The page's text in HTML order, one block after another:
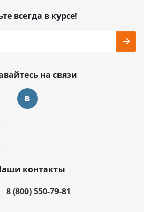
всегда в курсе!
на связи
контакты
8 (800) 550-79-81